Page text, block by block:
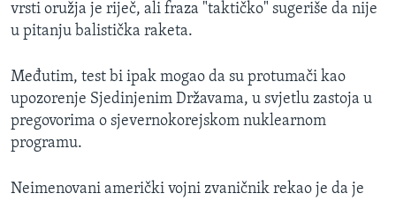
vrsti oružja je riječ, ali fraza "taktičko" sugeriše da nije
u pitanju balistička raketa.
Međutim, test bi ipak mogao da su protumači kao
upozorenje Sjedinjenim Državama, u svjetlu zastoja u
pregovorima o sjevernokorejskom nuklearnom
programu.
Neimenovani američki vojni zvaničnik rekao je da je